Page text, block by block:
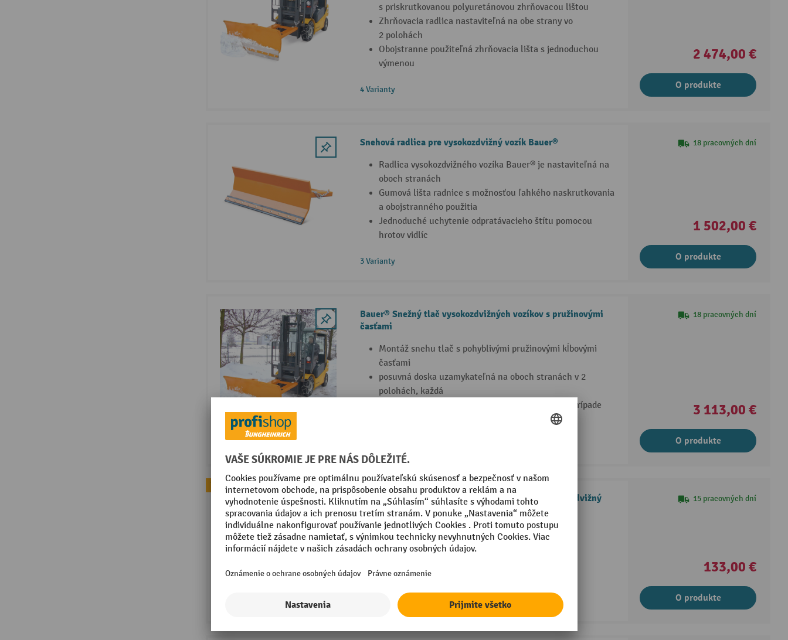
s priskrutkovanou polyuretánovou zhrňovacou lištou
Zhrňovacia radlica nastaviteľná na obe strany vo
2 polohách
Obojstranne použiteľná zhrňovacia lišta s jednoduchou
výmenou
4 Varianty
2 474,00 €
O produkte
Snehová radlica pre vysokozdvižný vozík Bauer®
Radlica vysokozdvižného vozíka Bauer® je nastaviteľná na
oboch stranách
Gumová lišta radnice s možnosťou ľahkého naskrutkovania
a obojstranného použitia
Jednoduché uchytenie odpratávacieho štítu pomocou
hrotov vidlíc
3 Varianty
18 pracovných dní
1 502,00 €
O produkte
Bauer® Snežný tlač vysokozdvižných vozíkov s pružinovými
časťami
Montáž snehu tlač s pohyblivými pružinovými kĺbovými
časťami
posuvná doska uzamykateľná na oboch stranách v 2
polohách, každá
naskrutkovaná na skladacie časti vymeniteľné v prípade
18 pracovných dní
3 113,00 €
O produkte
Topseller
Náhradná gumová lišta snehovej radlice pre vysokozdvižný
vozík Bauer®
Náhradná gumová lišta pre snehovú radlicu
vysokozdvižného vozíka
Jednoduché upevnenie pomocou skrutiek
15 pracovných dní
133,00 €
O produkte